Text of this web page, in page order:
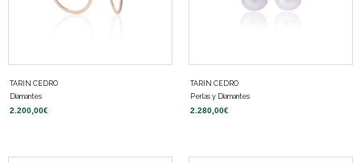
TARIN CEDRO
Diamantes
2.200,00€
TARIN CEDRO
Perlas y Diamantes
2.280,00€